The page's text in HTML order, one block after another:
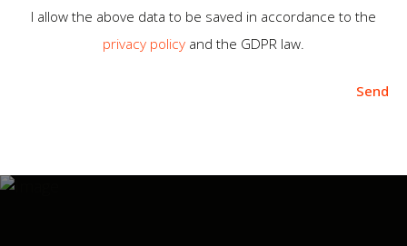
I allow the above data to be saved in accordance to the
privacy policy and the GDPR law.
Send